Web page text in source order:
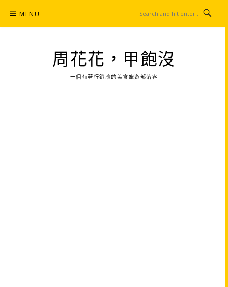
content
MENU
周花花，甲飽沒
一個有著行銷魂的美食旅遊部落客